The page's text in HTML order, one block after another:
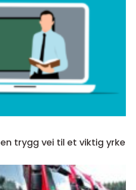
Helsefagarbeider en trygg vei til et viktig yrke